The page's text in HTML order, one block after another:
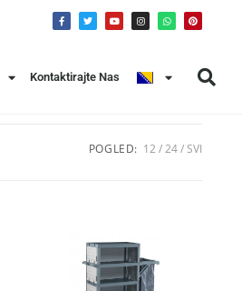
Kontaktirajte Nas
POGLED: 12 24 SVI